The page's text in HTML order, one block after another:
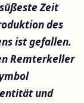
Zeit
des
ist gefallen.
Remterkeller
und